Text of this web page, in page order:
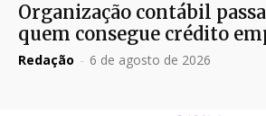
Organização contábil
quem consegue crédito
Redação - 6 de agosto de 2026